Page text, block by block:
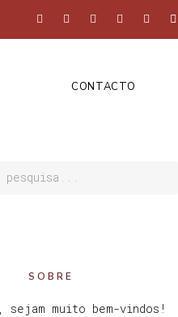
CONTACTO
SOBRE
sejam muito bem-vindos!